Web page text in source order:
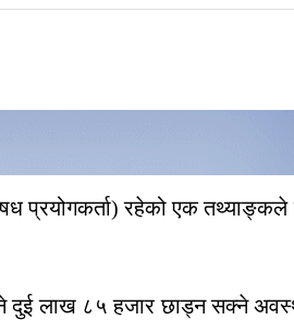
प्रयोगकर्ता) रहेको एक
दुई लाख ८५ हजार छाड्न सक्ने